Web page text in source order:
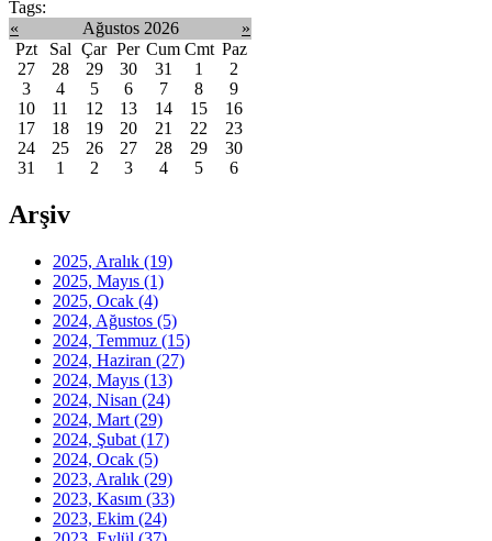
Tags:
«
Ağustos 2026
»
Pzt
Sal Çar Per Cum Cmt Paz
27
28 29 30 31 1
2
3
4 5 6 7 8
9
10
11 12 13 14 15
16
17
18 19 20 21 22
23
24
25 26 27 28 29
30
31
1 2 3 4 5 6
Arşiv
2025, Aralık (19)
2025, Mayıs (1)
2025, Ocak (4)
2024, Ağustos (5)
2024, Temmuz (15)
2024, Haziran (27)
2024, Mayıs (13)
2024, Nisan (24)
2024, Mart (29)
2024, Şubat (17)
2024, Ocak (5)
2023, Aralık (29)
2023, Kasım (33)
2023, Ekim (24)